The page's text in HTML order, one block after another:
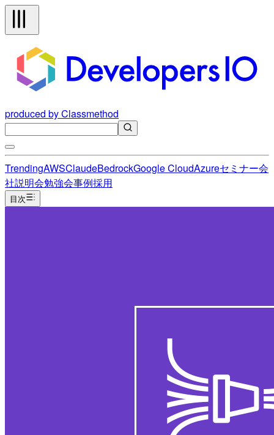
produced by Classmethod
TrendingAWSClaudeBedrockGoogle CloudAzureセミナー会
社説明会勉強会事例採用
目次